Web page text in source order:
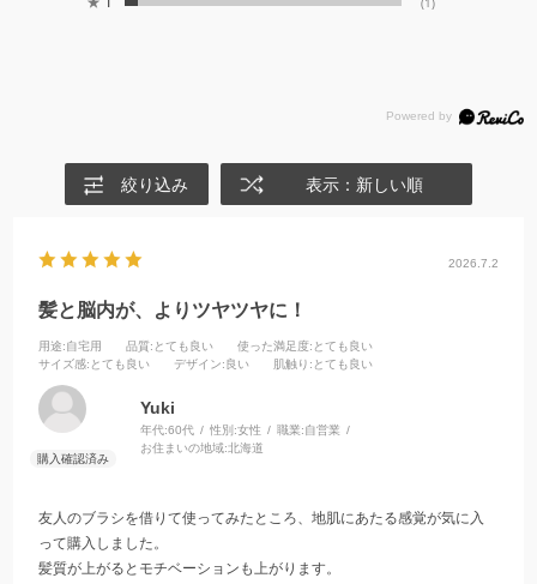
絞り込み 表示：新しい順
2026.7.2
髪と脳内が、よりツヤツヤに！
用途:自宅用 品質:とても良い 使った満足度:とても良い
サイズ感:とても良い デザイン:良い 肌触り :とても良い
Yuki
年代:60代 性別:女性 職業:自営業
お住まいの地域:北海道
友人のブラシを借りて使ってみたところ、地肌にあたる感覚が気に入
って購入しました。
髪質が上がるとモチベーションも上がります。